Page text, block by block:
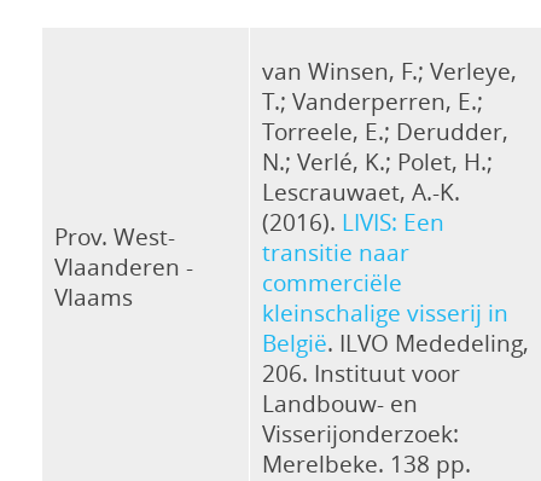
Prov. West-
Vlaanderen -
Vlaams
van Winsen, F.; Verleye,
T.; Vanderperren, E.;
Torreele, E.; Derudder,
N.; Verlé, K.; Polet, H.;
Lescrauwaet, A.-K.
(2016). LIVIS: Een
transitie naar
commerciële
kleinschalige visserij in
België. ILVO Mededeling,
206. Instituut voor
Landbouw- en
Visserijonderzoek:
Merelbeke. 138 pp.